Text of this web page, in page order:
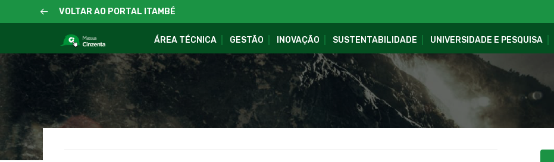
VOLTAR AO PORTAL ITAMBÉ
ÁREA TÉCNICA GESTÃO INOVAÇÃO SUSTENTABILIDADE UNIVERSIDADE E PESQUISA